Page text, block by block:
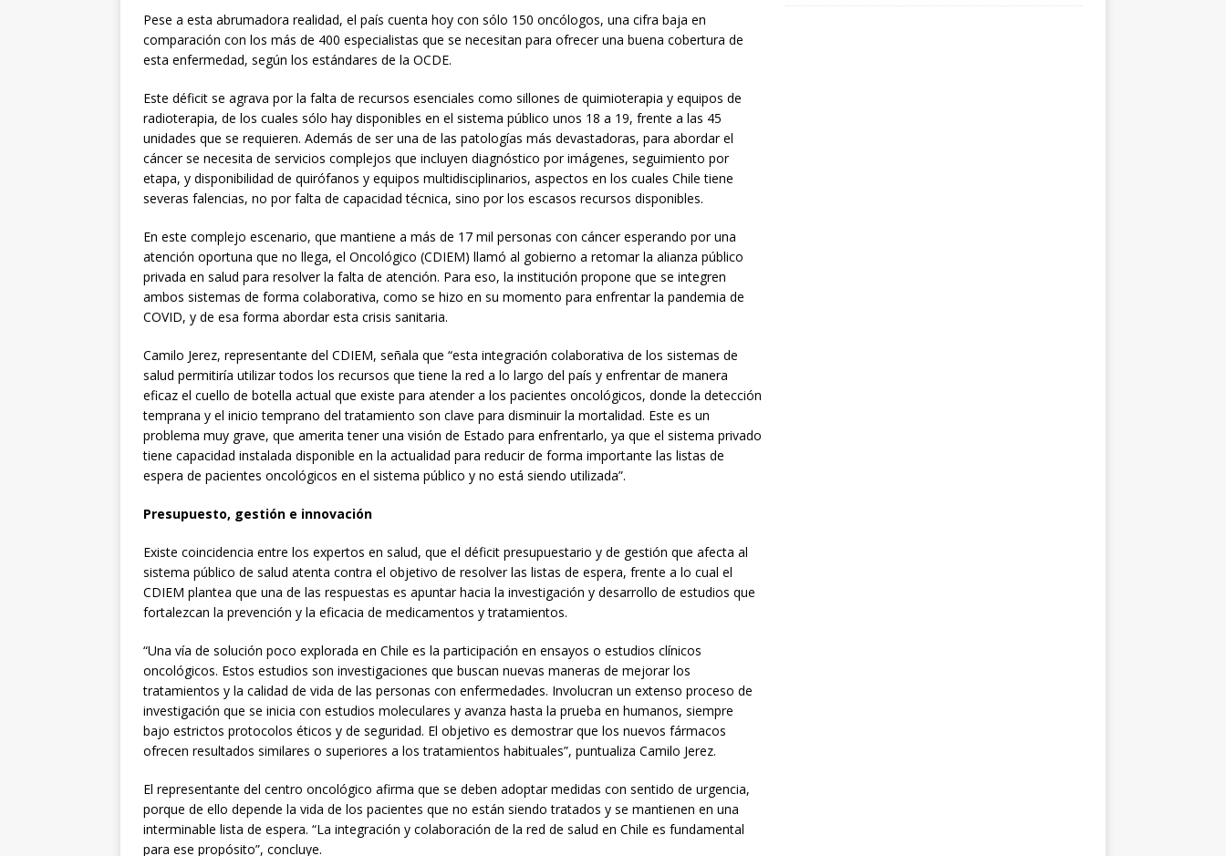
Pese a esta abrumadora realidad, el país cuenta hoy con sólo 150 oncólogos, una cifra baja en
comparación con los más de 400 especialistas que se necesitan para ofrecer una buena cobertura de
esta enfermedad, según los estándares de la OCDE.
Este déficit se agrava por la falta de recursos esenciales como sillones de quimioterapia y equipos de
radioterapia, de los cuales sólo hay disponibles en el sistema público unos 18 a 19, frente a las 45
unidades que se requieren. Además de ser una de las patologías más devastadoras, para abordar el
cáncer se necesita de servicios complejos que incluyen diagnóstico por imágenes, seguimiento por
etapa, y disponibilidad de quirófanos y equipos multidisciplinarios, aspectos en los cuales Chile tiene
severas falencias, no por falta de capacidad técnica, sino por los escasos recursos disponibles.
En este complejo escenario, que mantiene a más de 17 mil personas con cáncer esperando por una
atención oportuna que no llega, el Oncológico (CDIEM) llamó al gobierno a retomar la alianza público
privada en salud para resolver la falta de atención. Para eso, la institución propone que se integren
ambos sistemas de forma colaborativa, como se hizo en su momento para enfrentar la pandemia de
COVID, y de esa forma abordar esta crisis sanitaria.
Camilo Jerez, representante del CDIEM, señala que “esta integración colaborativa de los sistemas de
salud permitiría utilizar todos los recursos que tiene la red a lo largo del país y enfrentar de manera
eficaz el cuello de botella actual que existe para atender a los pacientes oncológicos, donde la detección
temprana y el inicio temprano del tratamiento son clave para disminuir la mortalidad. Este es un
problema muy grave, que amerita tener una visión de Estado para enfrentarlo, ya que el sistema privado
tiene capacidad instalada disponible en la actualidad para reducir de forma importante las listas de
espera de pacientes oncológicos en el sistema público y no está siendo utilizada”.
Presupuesto, gestión e innovación
Existe coincidencia entre los expertos en salud, que el déficit presupuestario y de gestión que afecta al
sistema público de salud atenta contra el objetivo de resolver las listas de espera, frente a lo cual el
CDIEM plantea que una de las respuestas es apuntar hacia la investigación y desarrollo de estudios que
fortalezcan la prevención y la eficacia de medicamentos y tratamientos.
“Una vía de solución poco explorada en Chile es la participación en ensayos o estudios clínicos
oncológicos. Estos estudios son investigaciones que buscan nuevas maneras de mejorar los
tratamientos y la calidad de vida de las personas con enfermedades. Involucran un extenso proceso de
investigación que se inicia con estudios moleculares y avanza hasta la prueba en humanos, siempre
bajo estrictos protocolos éticos y de seguridad. El objetivo es demostrar que los nuevos fármacos
ofrecen resultados similares o superiores a los tratamientos habituales”, puntualiza Camilo Jerez.
El representante del centro oncológico afirma que se deben adoptar medidas con sentido de urgencia,
porque de ello depende la vida de los pacientes que no están siendo tratados y se mantienen en una
interminable lista de espera. “La integración y colaboración de la red de salud en Chile es fundamental
para ese propósito”, concluye.